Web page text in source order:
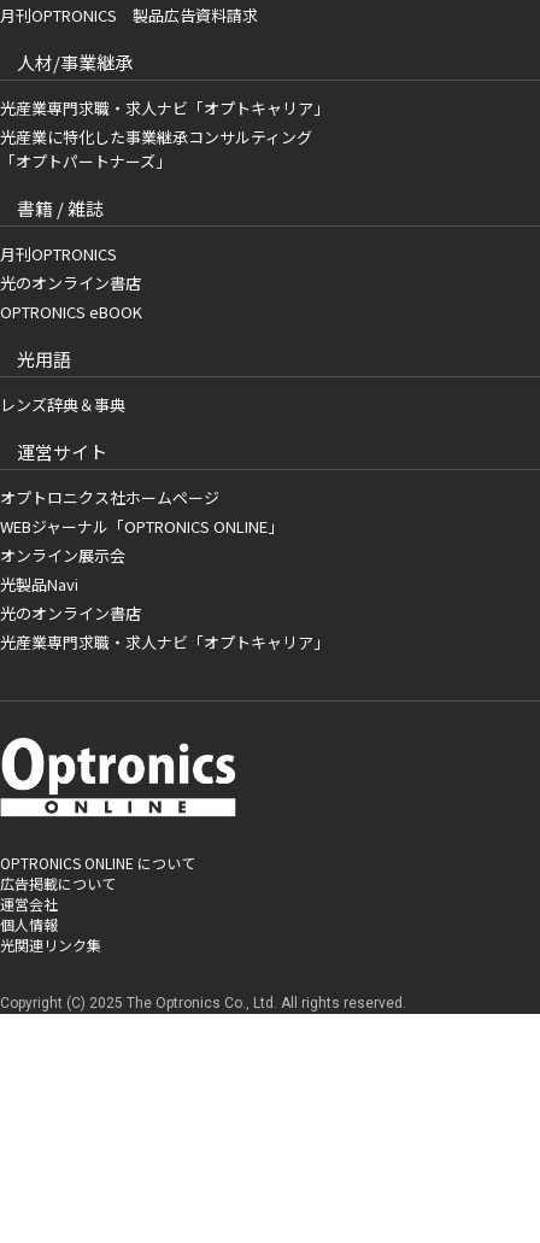
月刊OPTRONICS 製品広告資料請求
人材/事業継承
光産業専門求職・求人ナビ「オプトキャリア」
光産業に特化した事業継承コンサルティング
「オプトパートナーズ」
書籍 / 雑誌
月刊OPTRONICS
光のオンライン書店
OPTRONICS eBOOK
光用語
レンズ辞典＆事典
運営サイト
オプトロニクス社ホームページ
WEBジャーナル「OPTRONICS ONLINE」
オンライン展示会
光製品Navi
光のオンライン書店
光産業専門求職・求人ナビ「オプトキャリア」
OPTRONICS ONLINE について
広告掲載について
運営会社
個人情報
光関連リンク集
Copyright (C) 2025 The Optronics Co., Ltd. All rights reserved.